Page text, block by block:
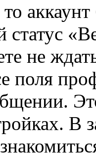
статус
не
поля
В